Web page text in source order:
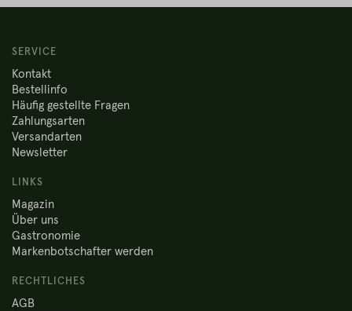
SERVICE
Kontakt
Bestellinfo
Häufig gestellte Fragen
Zahlungsarten
Versandarten
Newsletter
LINKS
Magazin
Über uns
Gastronomie
Markenbotschafter werden
RECHTLICHES
AGB